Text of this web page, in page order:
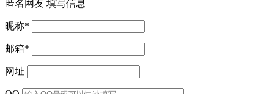
匿名网友 填写信息
昵称*
邮箱*
网址